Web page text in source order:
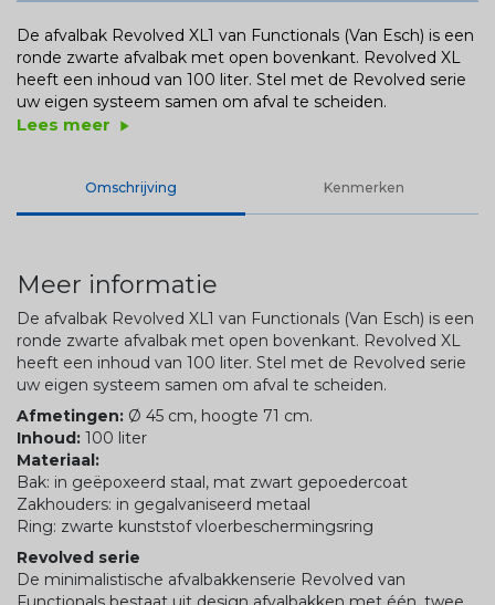
De afvalbak Revolved XL1 van Functionals (Van Esch) is een
ronde zwarte afvalbak met open bovenkant. Revolved XL
heeft een inhoud van 100 liter. Stel met de Revolved serie
uw eigen systeem samen om afval te scheiden.
Lees meer play_arrow
Omschrijving Kenmerken
Meer informatie
De afvalbak Revolved XL1 van Functionals (Van Esch) is een
ronde zwarte afvalbak met open bovenkant. Revolved XL
heeft een inhoud van 100 liter. Stel met de Revolved serie
uw eigen systeem samen om afval te scheiden.
Afmetingen: Ø 45 cm, hoogte 71 cm.
Inhoud: 100 liter
Materiaal:
Bak: in geëpoxeerd staal, mat zwart gepoedercoat
Zakhouders: in gegalvaniseerd metaal
Ring: zwarte kunststof vloerbeschermingsring
Revolved serie
De minimalistische afvalbakkenserie Revolved van